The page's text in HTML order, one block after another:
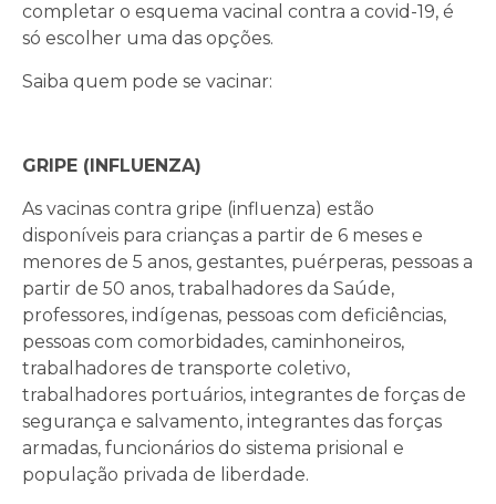
completar o esquema vacinal contra a covid-19, é
só escolher uma das opções.
Saiba quem pode se vacinar:
GRIPE (INFLUENZA)
As vacinas contra gripe (influenza) estão
disponíveis para crianças a partir de 6 meses e
menores de 5 anos, gestantes, puérperas, pessoas a
partir de 50 anos, trabalhadores da Saúde,
professores, indígenas, pessoas com deficiências,
pessoas com comorbidades, caminhoneiros,
trabalhadores de transporte coletivo,
trabalhadores portuários, integrantes de forças de
segurança e salvamento, integrantes das forças
armadas, funcionários do sistema prisional e
população privada de liberdade.